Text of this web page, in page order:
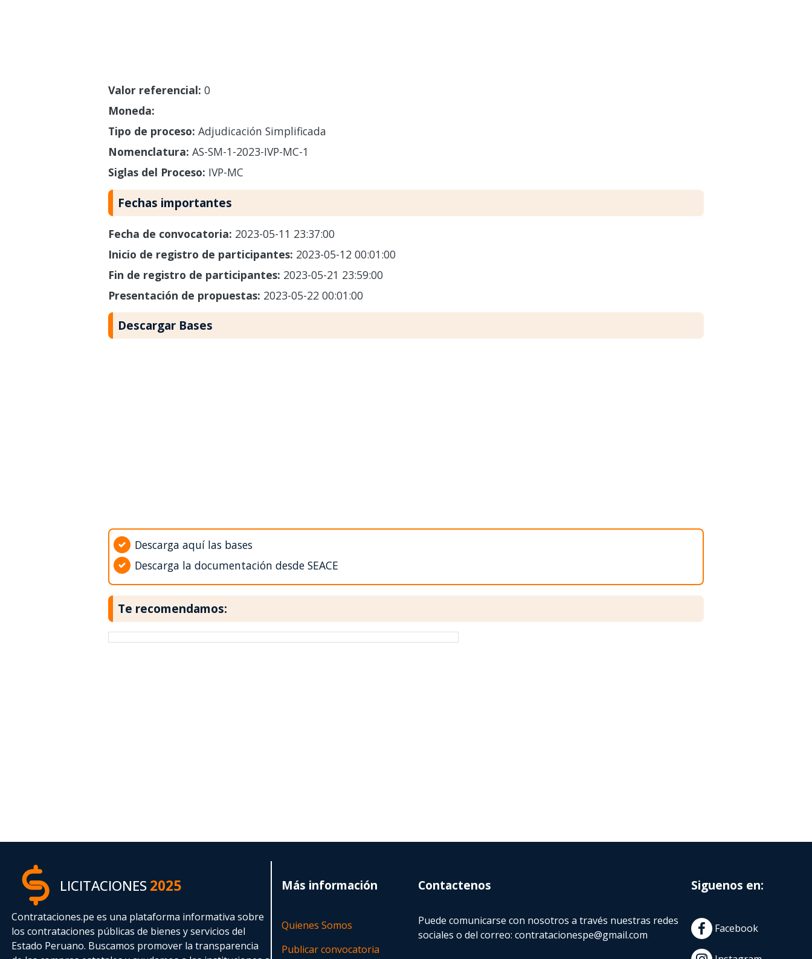
Valor referencial: 0
Moneda:
Tipo de proceso: Adjudicación Simplificada
Nomenclatura: AS-SM-1-2023-IVP-MC-1
Siglas del Proceso: IVP-MC
Fechas importantes
Fecha de convocatoria: 2023-05-11 23:37:00
Inicio de registro de participantes: 2023-05-12 00:01:00
Fin de registro de participantes: 2023-05-21 23:59:00
Presentación de propuestas: 2023-05-22 00:01:00
Descargar Bases
Descarga aquí las bases
Descarga la documentación desde SEACE
Te recomendamos:
LICITACIONES2025
Contrataciones.pe es una plataforma informativa sobre
los contrataciones públicas de bienes y servicios del
Estado Peruano. Buscamos promover la transparencia
Más información
Quienes Somos
Publicar convocatoria
Contactenos
Puede comunicarse con nosotros a través nuestras redes
sociales o del correo:contratacionespe@gmail.com
Siguenos en:
Facebook